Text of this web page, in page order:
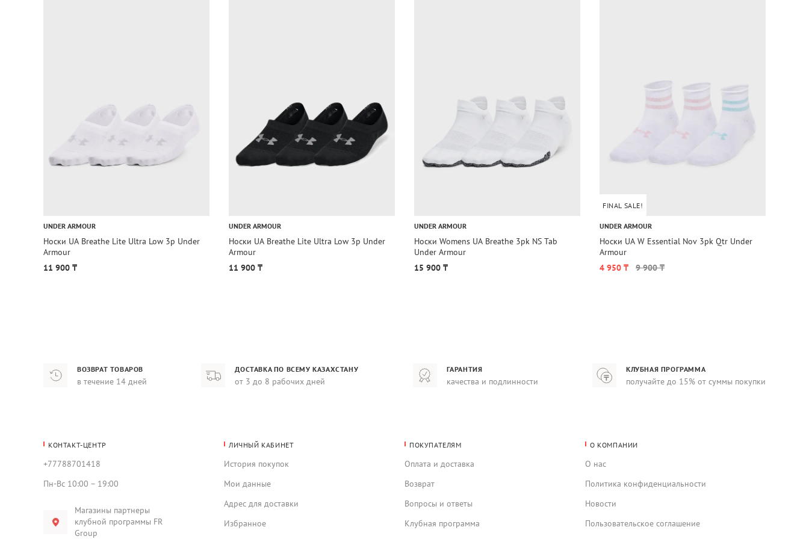
UNDER ARMOUR
Носки UA Breathe Lite Ultra Low 3p Under
Armour
11 900 ₸
UNDER ARMOUR
Носки UA Breathe Lite Ultra Low 3p Under
Armour
11 900 ₸
UNDER ARMOUR
Носки Womens UA Breathe 3pk NS Tab
Under Armour
15 900 ₸
FINAL SALE!
UNDER ARMOUR
Носки UA W Essential Nov 3pk Qtr Under
Armour
4 950 ₸
9 900 ₸
ВОЗВРАТ ТОВАРОВ
в течение 14 дней
ДОСТАВКА ПО ВСЕМУ КАЗАХСТАНУ
от 3 до 8 рабочих дней
ГАРАНТИЯ
качества и подлинности
КЛУБНАЯ ПРОГРАММА
получайте до 15% от суммы покупки
КОНТАКТ-ЦЕНТР
+77788701418
Пн-Вс 10:00 – 19:00
Магазины партнеры
клубной программы FR
Group
ЛИЧНЫЙ КАБИНЕТ
История покупок
Мои данные
Адрес для доставки
Избранное
ПОКУПАТЕЛЯМ
Оплата и доставка
Возврат
Вопросы и ответы
Клубная программа
О КОМПАНИИ
О нас
Политика конфиденциальности
Новости
Пользовательское соглашение